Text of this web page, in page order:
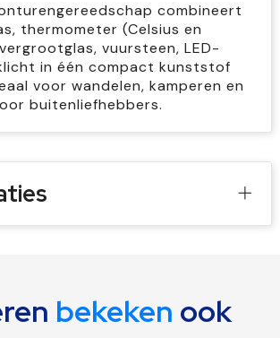
combineert
thermometer (Celsius en
vuursteen, LED-
in één compact kunststof
voor wandelen, kamperen en
buitenliefhebbers.
bekeken ook